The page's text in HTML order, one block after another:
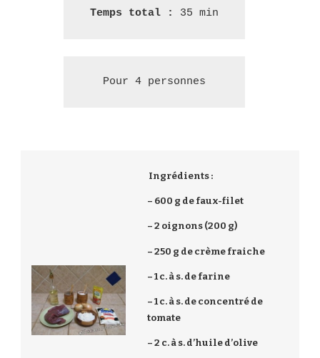
Temps total : 35 min
Pour 4 personnes
Ingrédients :
– 600 g de faux-filet
– 2 oignons (200 g)
– 250 g de crème fraiche
– 1 c. à s. de farine
– 1 c. à s. de concentré de
tomate
– 2 c. à s. d’huile d’olive